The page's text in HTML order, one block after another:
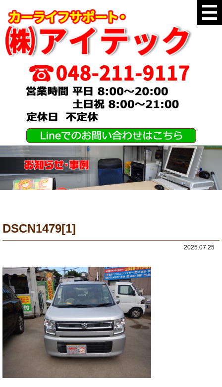
DSCN1479[1]
2025.07.25